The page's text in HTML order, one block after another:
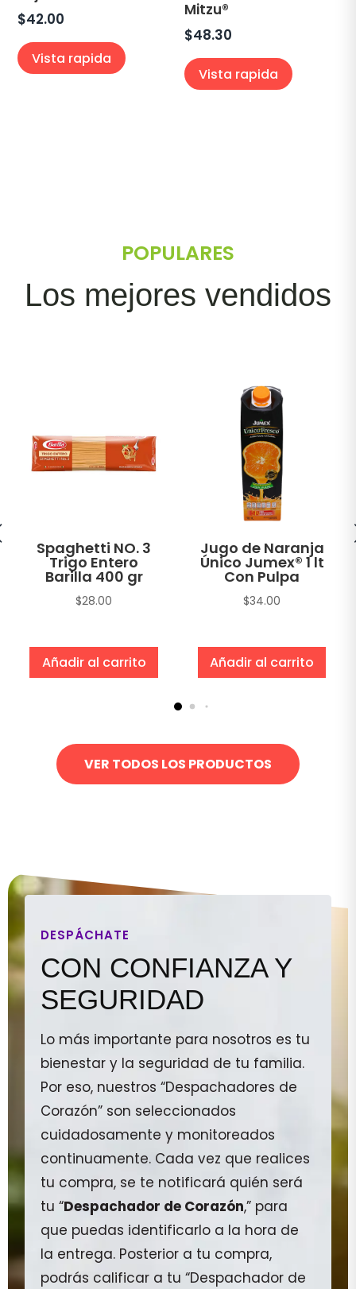
$42.00
Vista rapida
Mitzu®
$48.30
Vista rapida
POPULARES
Los mejores vendidos
Spaghetti NO. 3
Trigo Entero
Barilla 400 gr
$28.00
Añadir al carrito
Jugo de Naranja
Único Jumex® 1 lt
Con Pulpa
$34.00
Añadir al carrito
VER TODOS LOS PRODUCTOS
DESPÁCHATE
CON CONFIANZA Y
SEGURIDAD
Lo más importante para nosotros es tu
bienestar y la seguridad de tu familia.
Por eso, nuestros “Despachadores de
Corazón” son seleccionados
cuidadosamente y monitoreados
continuamente. Cada vez que realices
tu compra, se te notificará quién será
tu “Despachador de Corazón,” para
que puedas identificarlo a la hora de
la entrega. Posterior a tu compra,
podrás calificar a tu “Despachador de